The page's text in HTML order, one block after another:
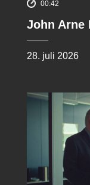
00:42
John Arne
28. juli 2026